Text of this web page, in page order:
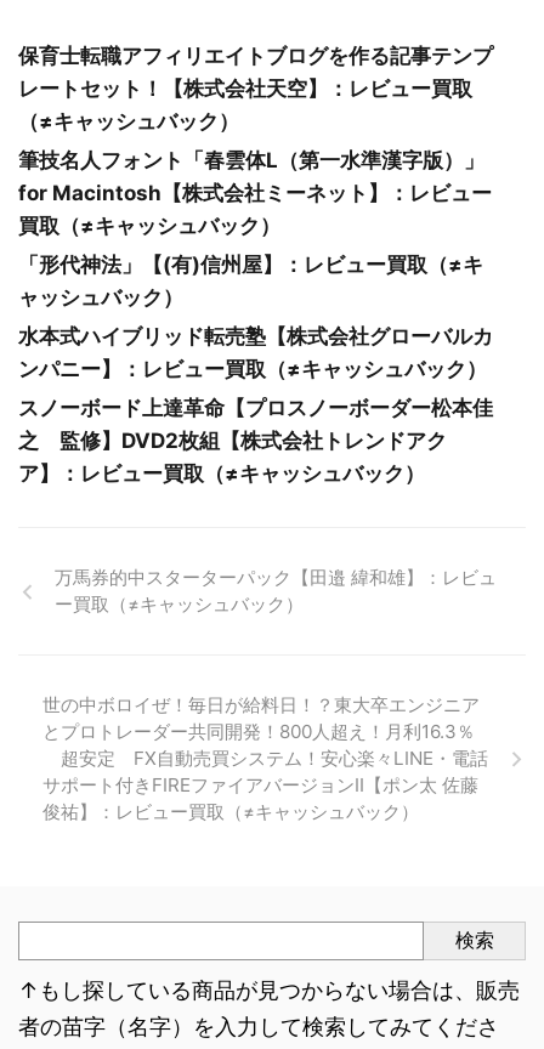
保育士転職アフィリエイトブログを作る記事テンプ
レートセット！【株式会社天空】：レビュー買取
（≠キャッシュバック）
筆技名人フォント「春雲体L（第一水準漢字版）」
for Macintosh【株式会社ミーネット】：レビュー
買取（≠キャッシュバック）
「形代神法」【(有)信州屋】：レビュー買取（≠キ
ャッシュバック）
水本式ハイブリッド転売塾【株式会社グローバルカ
ンパニー】：レビュー買取（≠キャッシュバック）
スノーボード上達革命【プロスノーボーダー松本佳
之 監修】DVD2枚組【株式会社トレンドアク
ア】：レビュー買取（≠キャッシュバック）
万馬券的中スターターパック【田邉 緯和雄】：レビュ
ー買取（≠キャッシュバック）
世の中ボロイぜ！毎日が給料日！？東大卒エンジニア
とプロトレーダー共同開発！800人超え！月利16.3％
超安定 FX自動売買システム！安心楽々LINE・電話
サポート付きFIREファイアバージョンⅡ【ポン太 佐藤
俊祐】：レビュー買取（≠キャッシュバック）
検索
↑もし探している商品が見つからない場合は、販売
者の苗字（名字）を入力して検索してみてくださ